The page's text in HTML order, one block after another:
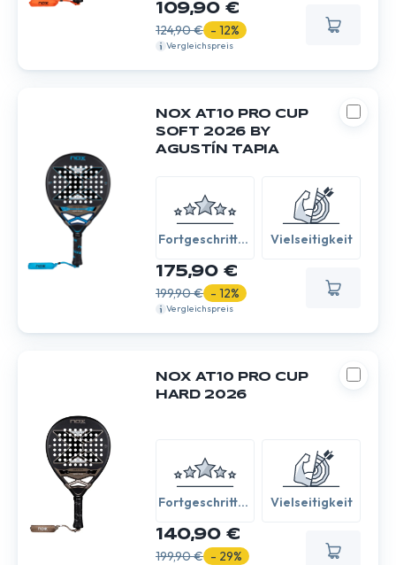
109,90 €
124,90 € - 12%
Vergleichspreis
NOX AT10 PRO CUP
SOFT 2026 BY
AGUSTÍN TAPIA
Fortgeschritten
Vielseitigkeit
175,90 €
199,90 € - 12%
Vergleichspreis
NOX AT10 PRO CUP
HARD 2026
Fortgeschritten
Vielseitigkeit
140,90 €
199,90 € - 29%